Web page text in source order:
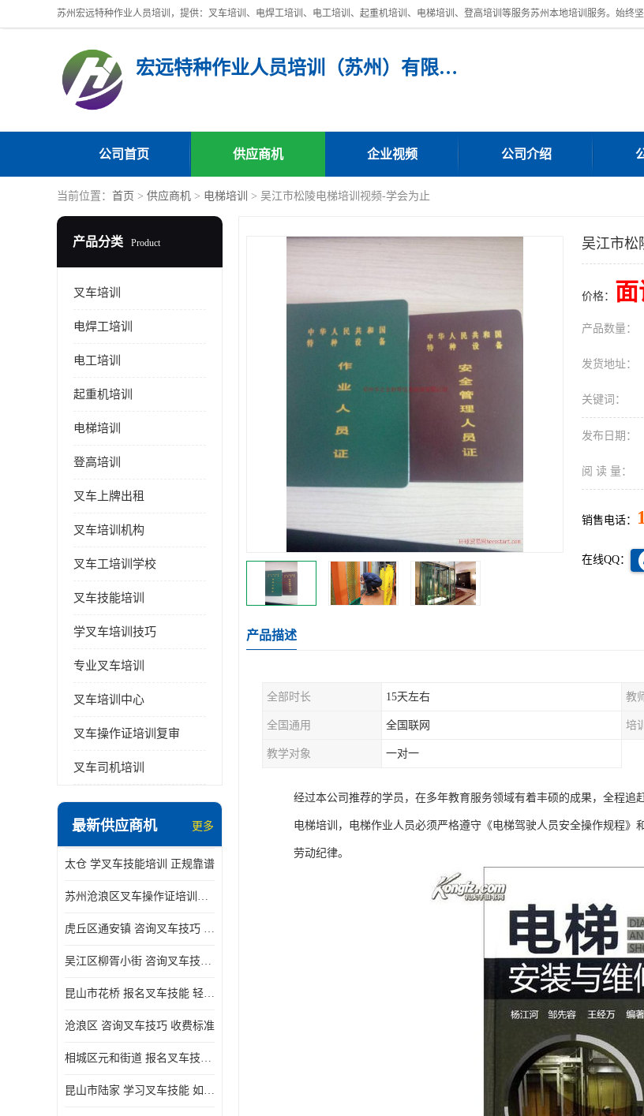
宏远特种作业人员培训（苏州）有限公司
公司首页 供应商机 企业视频 公司介绍
当前位置： 首页 > 供应商机 > 电梯培训 > 吴江市松陵电梯培训视频-学会为止
产品分类 Product
叉车培训
电焊工培训
电工培训
起重机培训
电梯培训
登高培训
叉车上牌出租
叉车培训机构
叉车工培训学校
叉车技能培训
学叉车培训技巧
专业叉车培训
叉车培训中心
叉车操作证培训复审
叉车司机培训
最新供应商机 更多
太仓 学叉车技能培训 正规靠谱
苏州沧浪区叉车操作证培训已更新科目
虎丘区通安镇 咨询叉车技巧 新政策已公布
吴江区柳胥小街 咨询叉车技巧 附近那家正规
昆山市花桥 报名叉车技能 轻松试学无压力
沧浪区 咨询叉车技巧 收费标准
相城区元和街道 报名叉车技能 没有学历怎么办
昆山市陆家 学习叉车技能 如何选择很重要
吴江市松
价格： 面
产品数量：
发货地址：
关键词：
发布日期：
阅 读 量：
销售电话：
在线QQ：
产品描述
全部时长 15天左右 教
全国通用 全国联网 培
教学对象 一对一
经过本公司推荐的学员，在多年教育服务领域有着丰硕的成果，全程追
电梯培训，电梯作业人员必须严格遵守《电梯驾驶人员安全操作规程
劳动纪律。